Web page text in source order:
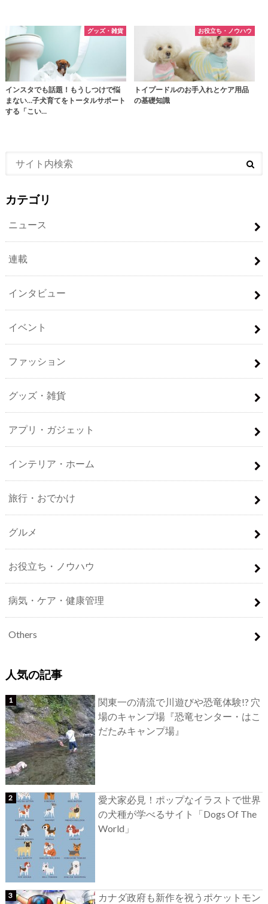
グッズ・雑貨
インスタでも話題！もうしつけで悩
まない…子犬育てをトータルサポート
する「こい…
お役立ち・ノウハウ
トイプードルのお手入れとケア用品
の基礎知識
カテゴリ
ニュース
連載
インタビュー
イベント
ファッション
グッズ・雑貨
アプリ・ガジェット
インテリア・ホーム
旅行・おでかけ
グルメ
お役立ち・ノウハウ
病気・ケア・健康管理
Others
人気の記事
関東一の清流で川遊びや恐竜体験!? 穴
場のキャンプ場『恐竜センター・はこ
だたみキャンプ場』
愛犬家必見！ポップなイラストで世界
の犬種が学べるサイト「Dogs Of The
World」
カナダ政府も新作を祝うポケットモン